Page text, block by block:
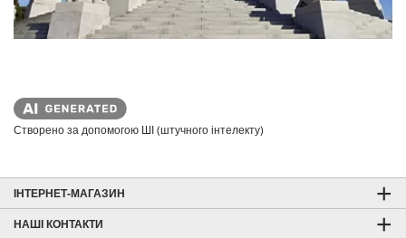
Створено за допомогою ШІ (штучного інтелекту)
ІНТЕРНЕТ-МАГАЗИН
НАШІ КОНТАКТИ